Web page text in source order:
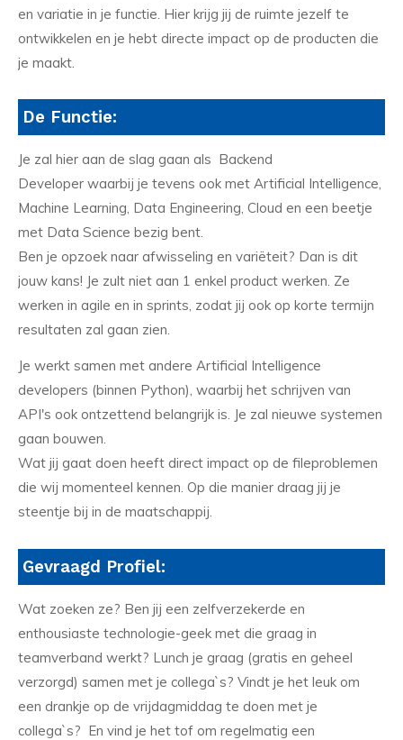
en variatie in je functie. Hier krijg jij de ruimte jezelf te
ontwikkelen en je hebt directe impact op de producten die
je maakt.
De Functie:
Je zal hier aan de slag gaan als Backend
Developer waarbij je tevens ook met Artificial Intelligence,
Machine Learning, Data Engineering, Cloud en een beetje
met Data Science bezig bent.
Ben je opzoek naar afwisseling en variëteit? Dan is dit
jouw kans! Je zult niet aan 1 enkel product werken. Ze
werken in agile en in sprints, zodat jij ook op korte termijn
resultaten zal gaan zien.
Je werkt samen met andere Artificial Intelligence
developers (binnen Python), waarbij het schrijven van
API's ook ontzettend belangrijk is. Je zal nieuwe systemen
gaan bouwen.
Wat jij gaat doen heeft direct impact op de fileproblemen
die wij momenteel kennen. Op die manier draag jij je
steentje bij in de maatschappij.
Gevraagd Profiel:
Wat zoeken ze? Ben jij een zelfverzekerde en
enthousiaste technologie-geek met die graag in
teamverband werkt? Lunch je graag (gratis en geheel
verzorgd) samen met je collega`s? Vindt je het leuk om
een drankje op de vrijdagmiddag te doen met je
collega`s? En vind je het tof om regelmatig een